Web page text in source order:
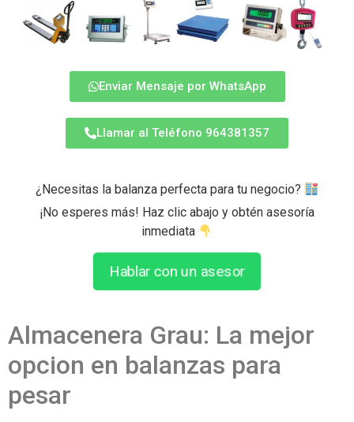
Enviar Mensaje por WhatsApp
Llamar al Teléfono 964381357
¿Necesitas la balanza perfecta para tu negocio?
¡No esperes más! Haz clic abajo y obtén asesoría
inmediata
Hablar con un asesor
Almacenera Grau: La mejor
opcion en balanzas para
pesar